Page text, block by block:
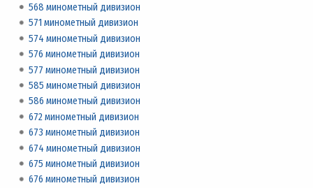
568 минометный дивизион
571 минометный дивизион
574 минометный дивизион
576 минометный дивизион
577 минометный дивизион
585 минометный дивизион
586 минометный дивизион
672 минометный дивизион
673 минометный дивизион
674 минометный дивизион
675 минометный дивизион
676 минометный дивизион